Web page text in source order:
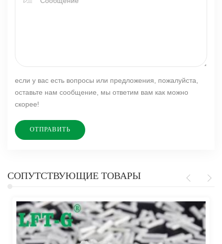
если у вас есть вопросы или предложения, пожалуйста,
оставьте нам сообщение, мы ответим вам как можно
скорее!
СОПУТСТВУЮЩИЕ ТОВАРЫ